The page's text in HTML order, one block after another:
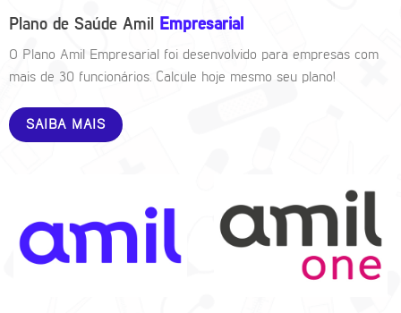
Plano de Saúde Amil Empresarial
O Plano Amil Empresarial foi desenvolvido para empresas com
mais de 30 funcionários. Calcule hoje mesmo seu plano!
SAIBA MAIS